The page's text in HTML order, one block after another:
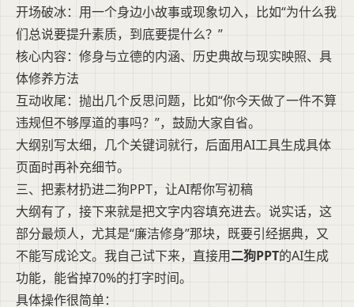
开场破冰：用一个身边小故事或现象切入，比如“为什么我
们总说要提升素质，到底要提什么？”
核心内容：修身与立德的内涵、历史典故与现实映照、具
体修养方法
互动收尾：抛出几个反思问题，比如“你今天做了一件不算
违规但不够厚道的事吗？”，鼓励大家自省。
大纲别写太细，几个关键词就行，后面用AI工具生成具体
页面时再补充细节。
三、把素材扔进二狗PPT，让AI帮你写初稿
大纲有了，接下来就是把文字内容填充进去。说实话，这
部分最烦人，尤其是“廉洁修身”那块，既要引经据典，又
不能写成论文。我自己试下来，直接用二狗PPT的AI生成
功能，能省掉70%的打字时间。
具体操作很简单：